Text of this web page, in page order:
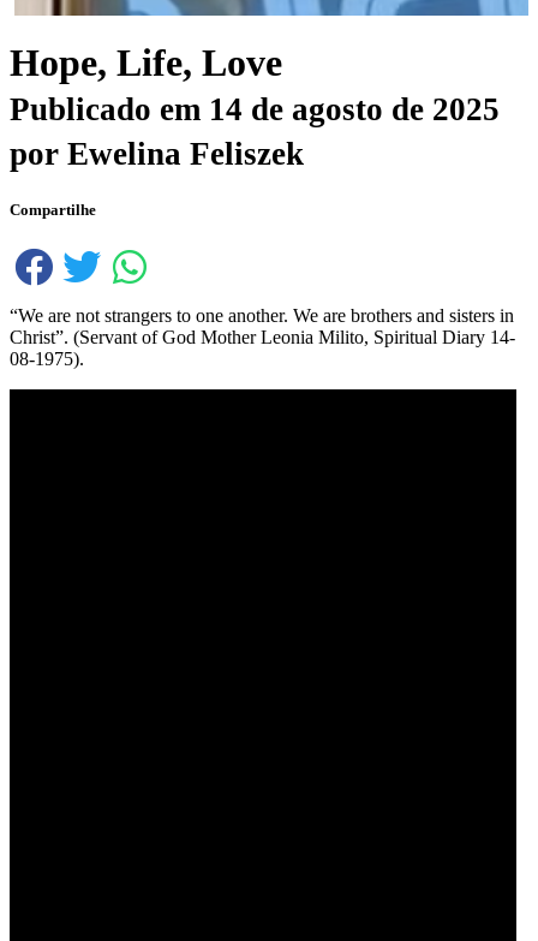
Hope, Life, Love
Publicado em 14 de agosto de 2025
por Ewelina Feliszek
Compartilhe
“We are not strangers to one another. We are brothers and sisters in
Christ”. (Servant of God Mother Leonia Milito, Spiritual Diary 14-
08-1975).